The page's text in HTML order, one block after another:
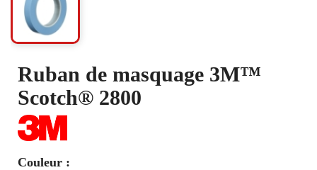
Ruban de masquage 3M™
Scotch® 2800
Couleur :